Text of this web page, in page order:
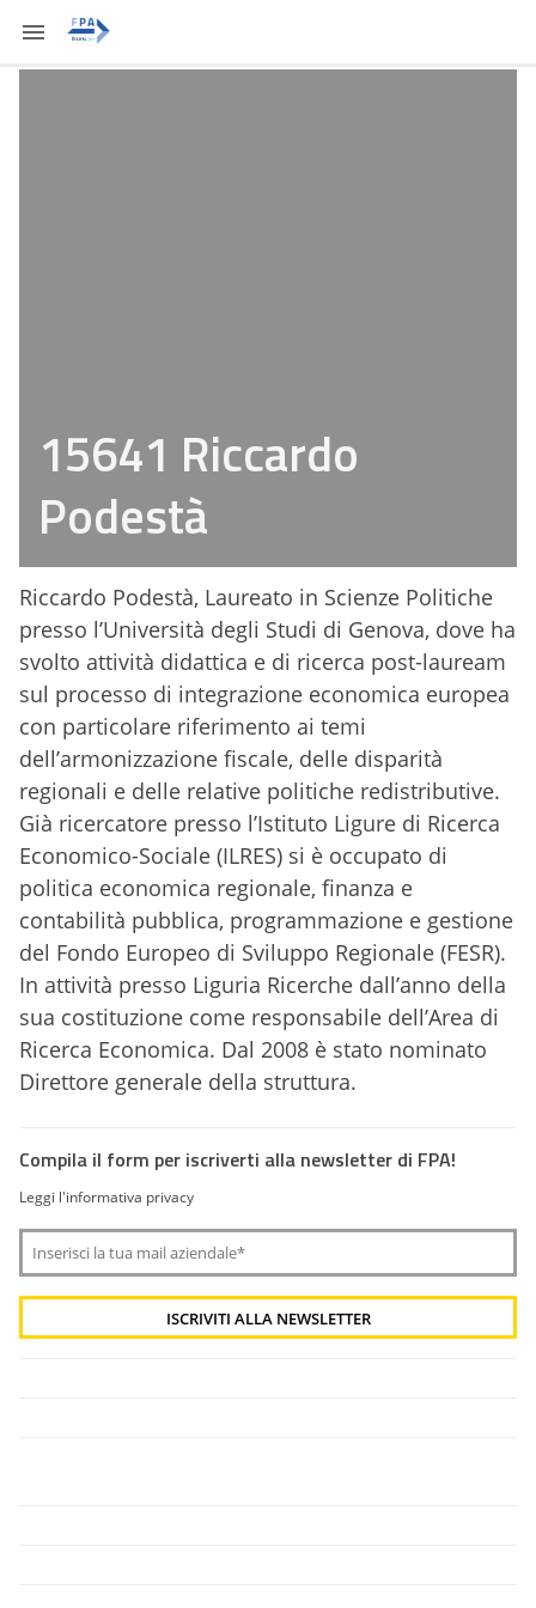
15641 Riccardo
Podestà
Riccardo Podestà, Laureato in Scienze Politiche
presso l’Università degli Studi di Genova, dove ha
svolto attività didattica e di ricerca post-lauream
sul processo di integrazione economica europea
con particolare riferimento ai temi
dell’armonizzazione fiscale, delle disparità
regionali e delle relative politiche redistributive.
Già ricercatore presso l’Istituto Ligure di Ricerca
Economico-Sociale (ILRES) si è occupato di
politica economica regionale, finanza e
contabilità pubblica, programmazione e gestione
del Fondo Europeo di Sviluppo Regionale (FESR).
In attività presso Liguria Ricerche dall’anno della
sua costituzione come responsabile dell’Area di
Ricerca Economica. Dal 2008 è stato nominato
Direttore generale della struttura.
Compila il form per iscriverti alla newsletter di FPA!
Leggi l'informativa privacy